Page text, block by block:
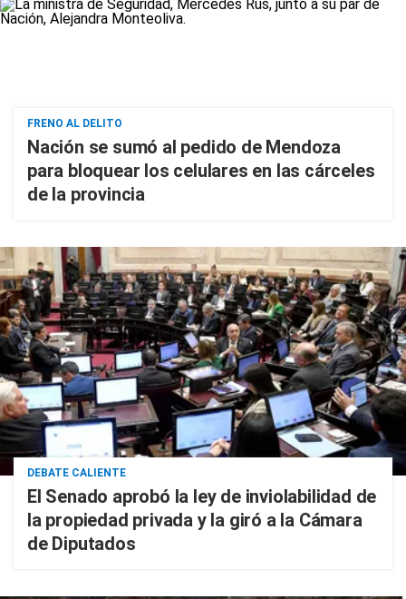
FRENO AL DELITO
Nación se sumó al pedido de Mendoza
para bloquear los celulares en las cárceles
de la provincia
DEBATE CALIENTE
El Senado aprobó la ley de inviolabilidad de
la propiedad privada y la giró a la Cámara
de Diputados